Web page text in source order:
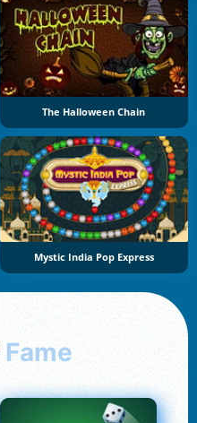
The Halloween Chain
Mystic India Pop Express
Fame